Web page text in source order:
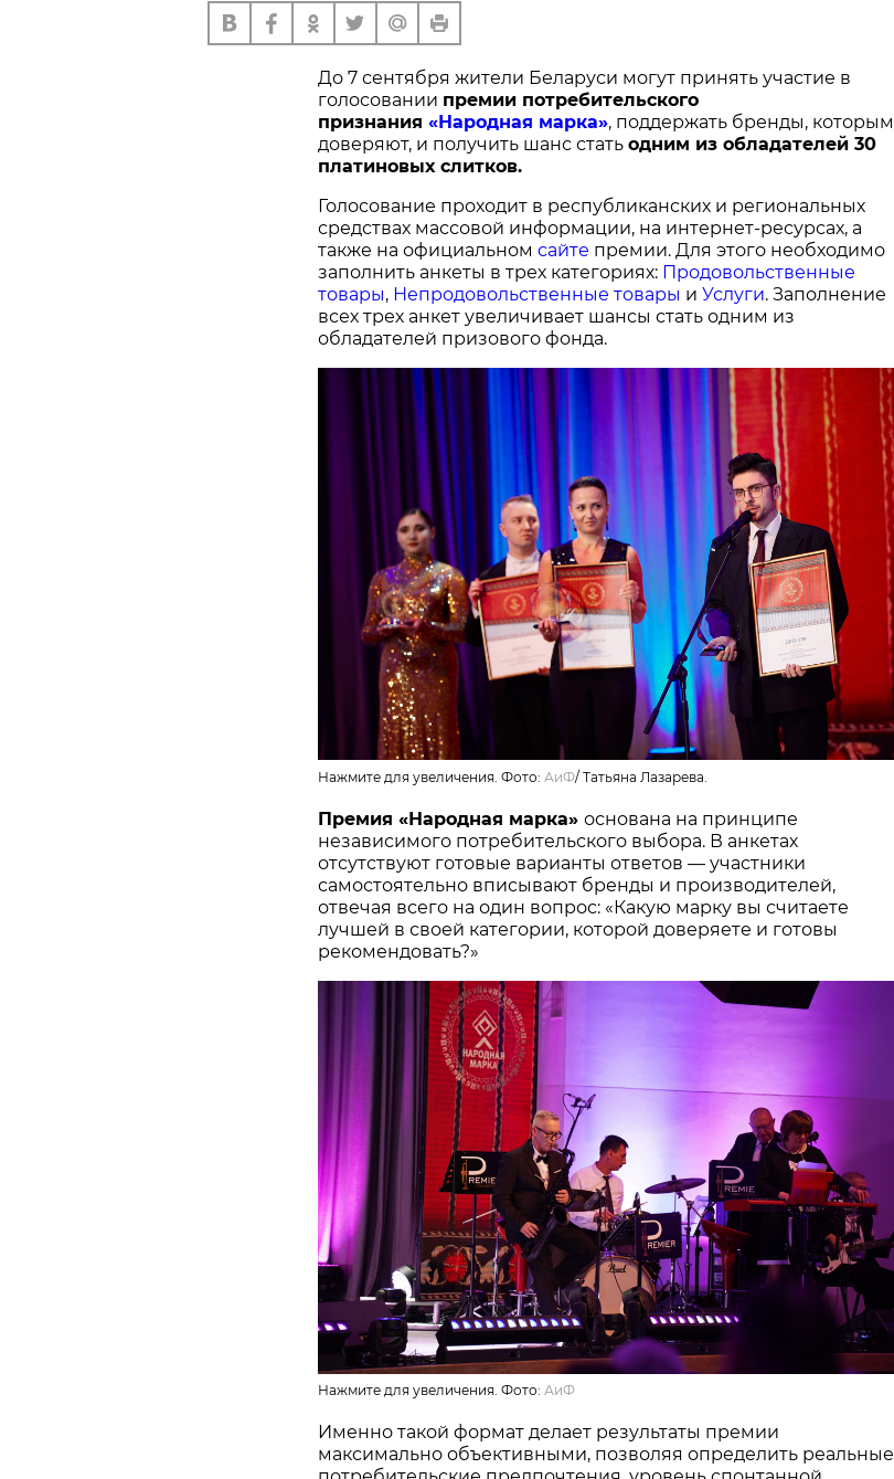
До 7 сентября жители Беларуси могут принять участие в
голосовании премии потребительского
признания «Народная марка», поддержать бренды, которым
доверяют, и получить шанс стать одним из обладателей 30
платиновых слитков.
Голосование проходит в республиканских и региональных
средствах массовой информации, на интернет-ресурсах, а
также на официальном сайте премии. Для этого необходимо
заполнить анкеты в трех категориях: Продовольственные
товары, Непродовольственные товары и Услуги. Заполнение
всех трех анкет увеличивает шансы стать одним из
обладателей призового фонда.
Нажмите для увеличения. Фото: АиФ/ Татьяна Лазарева.
Премия «Народная марка» основана на принципе
независимого потребительского выбора. В анкетах
отсутствуют готовые варианты ответов — участники
самостоятельно вписывают бренды и производителей,
отвечая всего на один вопрос: «Какую марку вы считаете
лучшей в своей категории, которой доверяете и готовы
рекомендовать?»
Нажмите для увеличения. Фото: АиФ
Именно такой формат делает результаты премии
максимально объективными, позволяя определить реальные